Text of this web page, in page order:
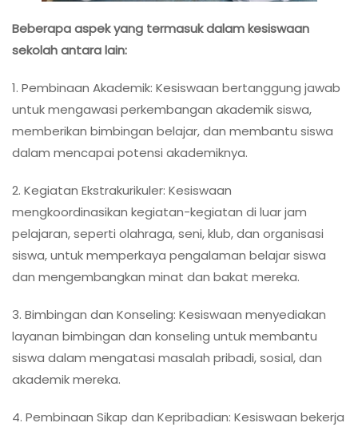
Beberapa aspek yang termasuk dalam kesiswaan
sekolah antara lain:
1. Pembinaan Akademik: Kesiswaan bertanggung jawab
untuk mengawasi perkembangan akademik siswa,
memberikan bimbingan belajar, dan membantu siswa
dalam mencapai potensi akademiknya.
2. Kegiatan Ekstrakurikuler: Kesiswaan
mengkoordinasikan kegiatan-kegiatan di luar jam
pelajaran, seperti olahraga, seni, klub, dan organisasi
siswa, untuk memperkaya pengalaman belajar siswa
dan mengembangkan minat dan bakat mereka.
3. Bimbingan dan Konseling: Kesiswaan menyediakan
layanan bimbingan dan konseling untuk membantu
siswa dalam mengatasi masalah pribadi, sosial, dan
akademik mereka.
4. Pembinaan Sikap dan Kepribadian: Kesiswaan bekerja